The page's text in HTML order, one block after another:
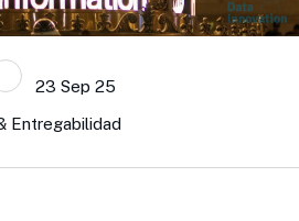
23 Sep 25
Entregabilidad